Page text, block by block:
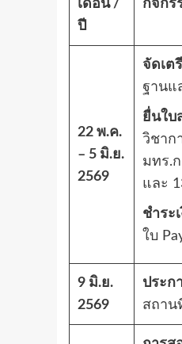
เดือน /
ปี
กิจกร
22 พ.ค.
– 5 มิ.ย.
2569
จัดเต
ฐานแ
ยื่นใบ
วิชาก
มทร.
และ
ชำระ
ใบ
9 มิ.ย.
2569
ประก
สถาน